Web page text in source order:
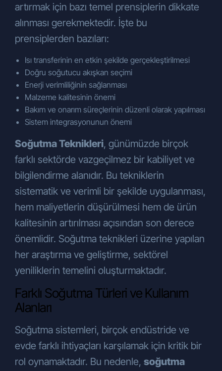
artırmak için bazı temel prensiplerin dikkate
alınması gerekmektedir. İşte bu
prensiplerden bazıları:
Isı transferinin en etkin şekilde gerçekleştirilmesi
Doğru soğutucu akışkan seçimi
Enerji verimliliğinin sağlanması
Malzeme kalitesinin önemi
Bakım ve onarım süreçlerinin düzenli olarak yapılması
Sistem integrasyonunun önemi
Soğutma Teknikleri, günümüzde birçok
farklı sektörde vazgeçilmez bir kabiliyet ve
bilgilendirme alanıdır. Bu tekniklerin
sistematik ve verimli bir şekilde uygulanması,
hem maliyetlerin düşürülmesi hem de ürün
kalitesinin artırılması açısından son derece
önemlidir. Soğutma teknikleri üzerine yapılan
her araştırma ve geliştirme, sektörel
yeniliklerin temelini oluşturmaktadır.
Farklı Soğutma Türleri ve Kullanım
Alanları
Soğutma sistemleri, birçok endüstride ve
evde farklı ihtiyaçları karşılamak için kritik bir
rol oynamaktadır. Bu nedenle, soğutma
içerisinde olan kişilerin hukuki ve ticari
güvenliğinin temini (Şirketimiz
tarafından yürütülen iletişime yönelik
idari operasyonlar, Şirkete ait
lokasyonların fiziksel güvenliğini ve
denetimini sağlamak, iş
ortağı/müşteri/tedarikçi (yetkili veya
çalışanları) değerlendirme süreçleri,
hukuki uyum süreci, mali işler vb.),
Şirketimizin ticari ve iş stratejilerinin
Şirketimizin insan kaynakları
politikalarının yürütülmesinin temini
iş ortaklarımıza,
tedarikçilerimize, hissedarlarımıza,
kanunen yetkili kamu kurumları ve
özel kişilere , KVKK’nın 8. ve 9.
maddelerinde belirtilen kişisel veri
işleme şartları ve amaçları
çerçevesinde aktarılabilecektir.
Bunun yanı sıra:
Hizmet kalitesini artırmak, müşteri
talebi üzerine ürünün garanti süresini
uzatmak ve yapılan etkinlik ve
organizasyonların raporlanması ve
üretici firmalara
Pazarlama ve tanıtım faaliyetlerini
iyileştirebilmek ve halkla ilişkiler
amacıylasosyal medya